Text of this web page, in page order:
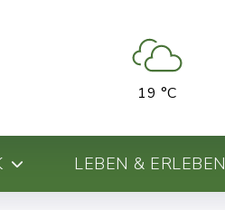
19 °C
LEBEN & ERLEBEN